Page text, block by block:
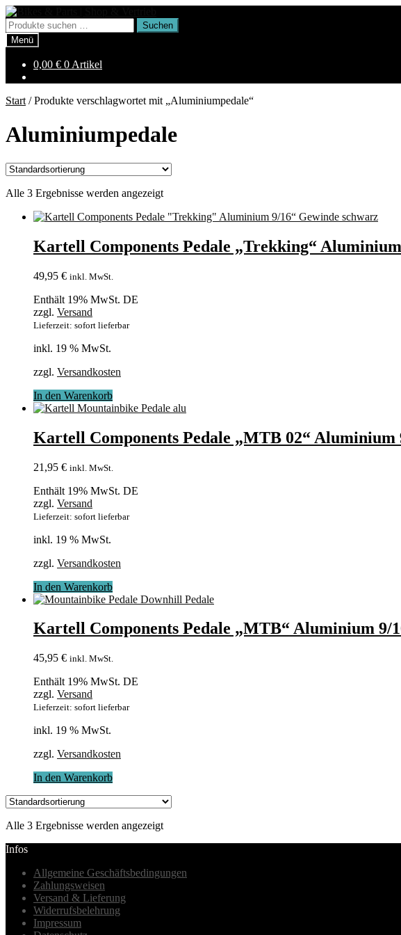
Zur
Navigation
springen
Zum
Inhalt
springen
Suchen
nach:
Suchen
Menü
0,00 € 0 Artikel
Start /Produkte verschlagwortet mit „Aluminiumpedale“
Aluminiumpedale
Alle 3 Ergebnisse werden angezeigt
Kartell Components Pedale „Trekking“
49,95 € inkl. MwSt.
Enthält 19% MwSt. DE
zzgl. Versand
Lieferzeit: sofort lieferbar
inkl. 19 % MwSt.
zzgl. Versandkosten
In den Warenkorb
Kartell Components Pedale „MTB 02“ Aluminium
21,95 € inkl. MwSt.
Enthält 19% MwSt. DE
zzgl. Versand
Lieferzeit: sofort lieferbar
inkl. 19 % MwSt.
zzgl. Versandkosten
In den Warenkorb
Kartell Components Pedale „MTB“ Aluminium 9/
45,95 € inkl. MwSt.
Enthält 19% MwSt. DE
zzgl. Versand
Lieferzeit: sofort lieferbar
inkl. 19 % MwSt.
zzgl. Versandkosten
In den Warenkorb
Alle 3 Ergebnisse werden angezeigt
Infos
Allgemeine Geschäftsbedingungen
Zahlungsweisen
Versand & Lieferung
Widerrufsbelehrung
Impressum